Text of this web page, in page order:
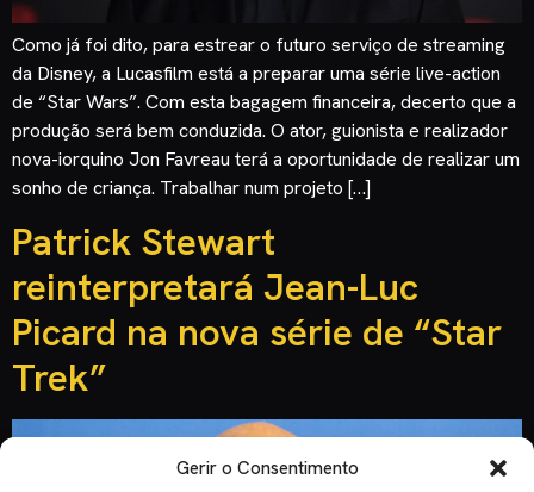
Gerir o Consentimento
Como já foi dito, para estrear o futuro serviço de streaming
da Disney, a Lucasfilm está a preparar uma série live-action
de “Star Wars”. Com esta bagagem financeira, decerto que a
produção será bem conduzida. O ator, guionista e realizador
nova-iorquino Jon Favreau terá a oportunidade de realizar um
sonho de criança. Trabalhar num projeto […]
Patrick Stewart
reinterpretará Jean-Luc
Picard na nova série de “Star
Trek”